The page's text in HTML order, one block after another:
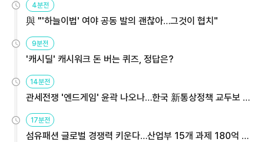
4분전
與 "'하늘이법' 여야 공동 발의 괜찮아…그것이 협치"
9분전
'캐시딜' 캐시워크 돈 버는 퀴즈, 정답은?
14분전
관세전쟁 '엔드게임' 윤곽 나오나…한국 新통상정책 교두보 활
17분전
섬유패션 글로벌 경쟁력 키운다…산업부 15개 과제 180억 지